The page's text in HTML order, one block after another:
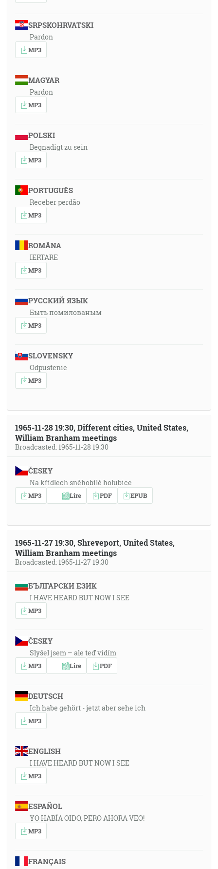
SRPSKOHRVATSKI
Pardon
MP3
MAGYAR
Pardon
MP3
POLSKI
Begnadigt zu sein
MP3
PORTUGUÊS
Receber perdão
MP3
ROMÂNA
IERTARE
MP3
РУССКИЙ ЯЗЫК
Быть помилованым
MP3
SLOVENSKY
Odpustenie
MP3
1965-11-28 19:30, Different cities, United States,
William Branham meetings
Broadcasted: 1965-11-28 19:30
ČESKY
Na křídlech sněhobílé holubice
MP3 Lire PDF EPUB
1965-11-27 19:30, Shreveport, United States,
William Branham meetings
Broadcasted: 1965-11-27 19:30
БЪЛГАРСКИ ЕЗИК
I HAVE HEARD BUT NOW I SEE
MP3
ČESKY
Slyšel jsem – ale teď vidím
MP3 Lire PDF
DEUTSCH
Ich habe gehört - jetzt aber sehe ich
MP3
ENGLISH
I HAVE HEARD BUT NOW I SEE
MP3
ESPAÑOL
YO HABÍA OIDO, PERO AHORA VEO!
MP3
FRANÇAIS